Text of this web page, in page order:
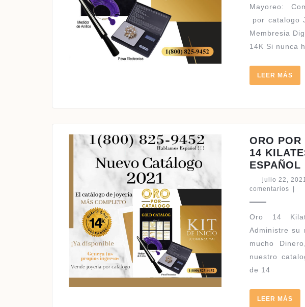
ORO
DE
14K
Mayoreo:
por catalogo
Membresia
14K Si nunca
LEER MÁS
MÁS
ORO POR
14
ESPAÑOL
julio 22,
comentarios
Oro 14 Kilates en Estados Unidos |
Administre su
mucho
nuestro
de 14
LEER MÁS